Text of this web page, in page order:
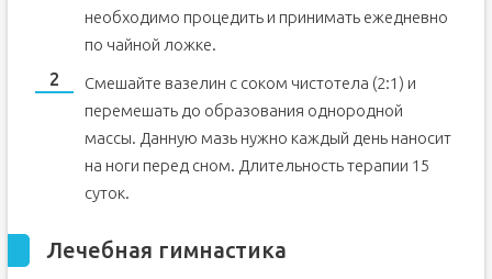
необходимо процедить и принимать ежедневно
по чайной ложке.
Смешайте вазелин с соком чистотела (2:1) и
перемешать до образования однородной
массы. Данную мазь нужно каждый день наносит
на ноги перед сном. Длительность терапии 15
суток.
Лечебная гимнастика